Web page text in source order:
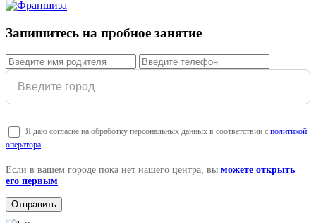
Запишитесь на пробное занятие
Я даю согласие на обработку персональных данных в соответствии с политикой
оператора
Если в вашем городе пока нет нашего центра, вы можете открыть
его первым